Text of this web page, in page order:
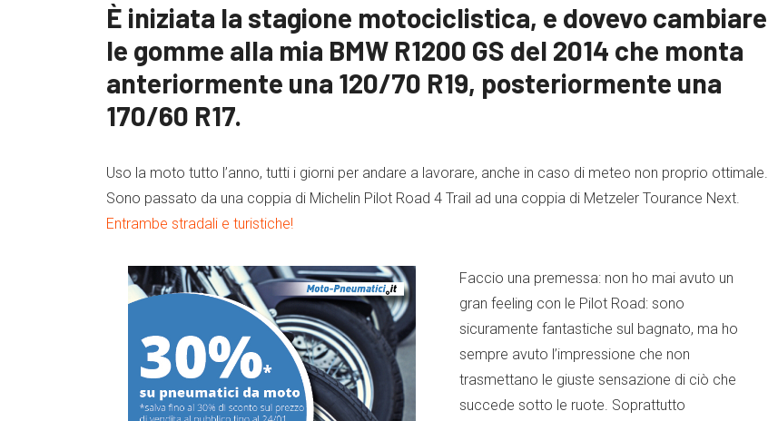
È iniziata la stagione motociclistica, e dovevo cambiare
le gomme alla mia BMW R1200 GS del 2014 che monta
anteriormente una 120/70 R19, posteriormente una
170/60 R17.
Uso la moto tutto l’anno, tutti i giorni per andare a lavorare, anche in caso di meteo non proprio ottimale.
Sono passato da una coppia di Michelin Pilot Road 4 Trail ad una coppia di Metzeler Tourance Next.
Entrambe stradali e turistiche!
Faccio una premessa: non ho mai avuto un
gran feeling con le Pilot Road: sono
sicuramente fantastiche sul bagnato, ma ho
sempre avuto l’impressione che non
trasmettano le giuste sensazione di ciò che
succede sotto le ruote. Soprattutto